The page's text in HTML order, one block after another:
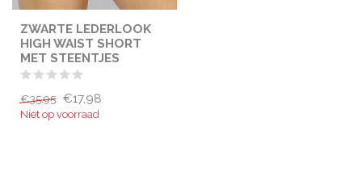
ZWARTE LEDERLOOK
HIGH WAIST SHORT
MET STEENTJES
€35,95 €17,98
Niet op voorraad